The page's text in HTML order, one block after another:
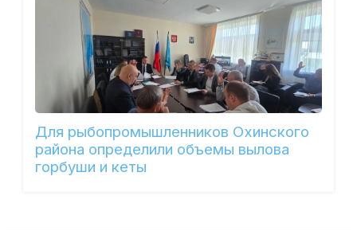
Для рыбопромышленников Охинского
района определили объемы вылова
горбуши и кеты